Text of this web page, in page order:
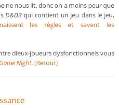
ne nous lit, donc on a moins peur que
D&D3qui contient un jeu dans le jeu,
les règles et savent les
dieux-joueurs dysfonctionnels vous
Game Night. [Retour]